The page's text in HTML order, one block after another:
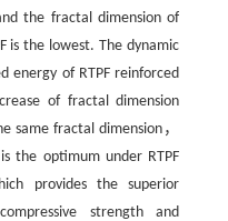
the fractal dimension of
is the lowest. The dynamic
energy of RTPF reinforced
of fractal dimension
same fractal dimension，
the optimum under RTPF
provides the superior
strength and